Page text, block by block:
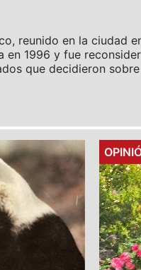
reunido en la ciudad
1996 y fue
que decidieron
Details